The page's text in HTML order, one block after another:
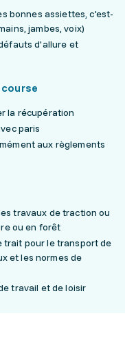
bonnes assiettes, c'est-
jambes, voix)
d'allure et
la récupération
paris
aux règlements
travaux de traction ou
ou en forêt
trait pour le transport de
et les normes de
travail et de loisir